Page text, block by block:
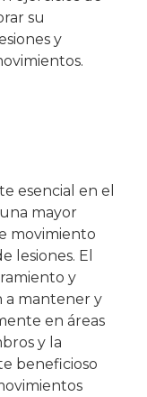
su
y
esencial en el
mayor
movimiento
lesiones. El
y
a mantener y
en áreas
y la
beneficioso